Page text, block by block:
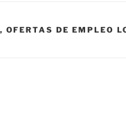
, OFERTAS DE EMPLEO